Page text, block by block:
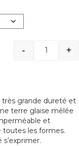
- +
très grande dureté et
terre glaise mêlée
et
toutes les formes.